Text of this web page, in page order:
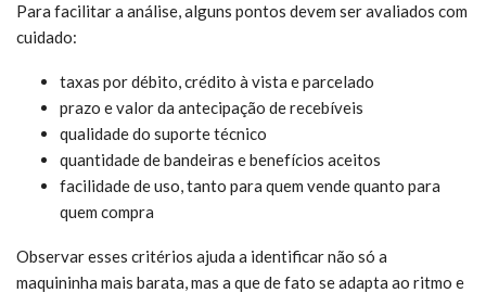
Para facilitar a análise, alguns pontos devem ser avaliados com
cuidado:
taxas por débito, crédito à vista e parcelado
prazo e valor da antecipação de recebíveis
qualidade do suporte técnico
quantidade de bandeiras e benefícios aceitos
facilidade de uso, tanto para quem vende quanto para
quem compra
Observar esses critérios ajuda a identificar não só a
maquininha mais barata, mas a que de fato se adapta ao ritmo e